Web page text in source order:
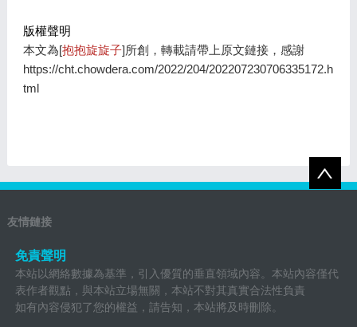
版權聲明
本文為[抱抱旋旋子]所創，轉載請帶上原文鏈接，感謝
https://cht.chowdera.com/2022/204/202207230706335172.h
tml
友情鏈接
免責聲明
本站以網絡數據為基準，引入優質的垂直領域內容。本站內容僅代
表作者觀點，與本站立場無關，本站不對其真實合法性負責
如有內容侵犯了您的權益，請告知，本站將及時刪除。